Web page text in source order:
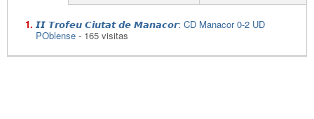
𝙄𝙄 𝙏𝙧𝙤𝙛𝙚𝙪 𝘾𝙞𝙪𝙩𝙖𝙩 𝙙𝙚 𝙈𝙖𝙣𝙖𝙘𝙤𝙧: CD Manacor 0-2 UD
POblense - 165 visitas